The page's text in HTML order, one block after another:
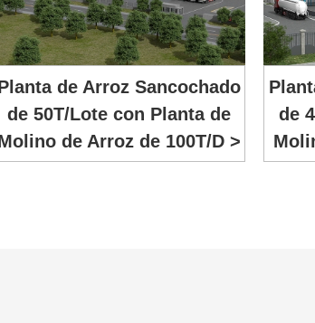
de Arroz Sancochado
de 50T/Lote con Planta de
de Arroz de 100T/D >
de